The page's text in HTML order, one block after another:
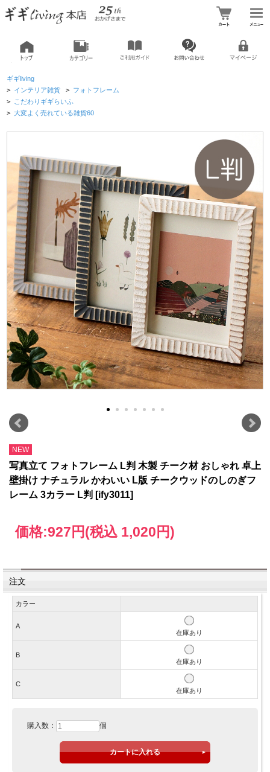
ギギliving
> インテリア雑貨 > フォトフレーム
> こだわりギギらいふ
> 大変よく売れている雑貨60
NEW
写真立て フォトフレーム L判 木製 チーク材 おしゃれ 卓上
壁掛け ナチュラル かわいい L版 チークウッドのしのぎフ
レーム 3カラー L判 [ify3011]
価格:927円(税込 1,020円)
注文
カラー
A
在庫あり
B
在庫あり
C
在庫あり
購入数： 個